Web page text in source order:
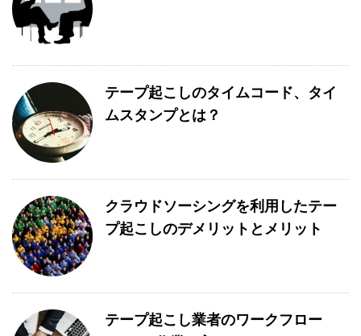
テープ起こしのタイムコード、タイ
ムスタンプとは？
クラウドソーシングを利用したテー
プ起こしのデメリットとメリット
テープ起こし業者のワークフロー